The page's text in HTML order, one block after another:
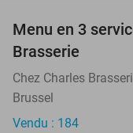
Menu en 3
Brasserie
Chez Charles
Brussel
Vendu : 184